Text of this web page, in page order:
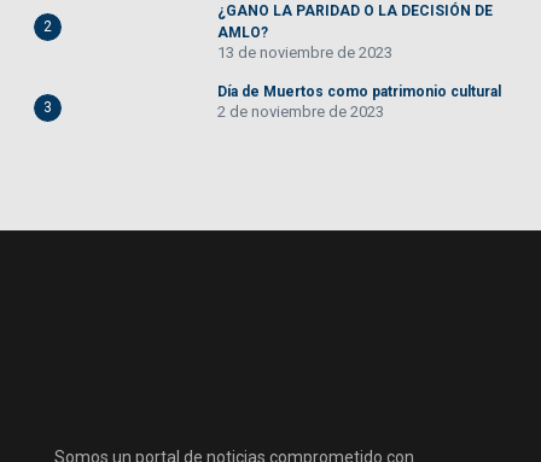
2
¿GANO LA PARIDAD O LA DECISIÓN DE
AMLO?
13 de noviembre de 2023
3
Día de Muertos como patrimonio cultural
2 de noviembre de 2023
Somos un portal de noticias comprometido con